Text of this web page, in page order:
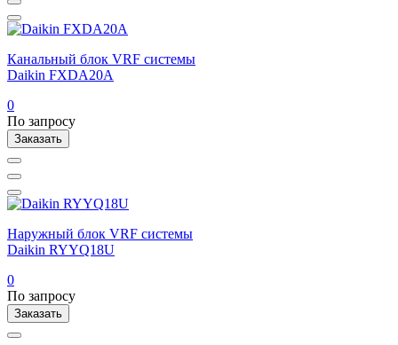
Канальный блок VRF системы
Daikin FXDA20A
0
По запросу
Заказать
Наружный блок VRF системы
Daikin RYYQ18U
0
По запросу
Заказать